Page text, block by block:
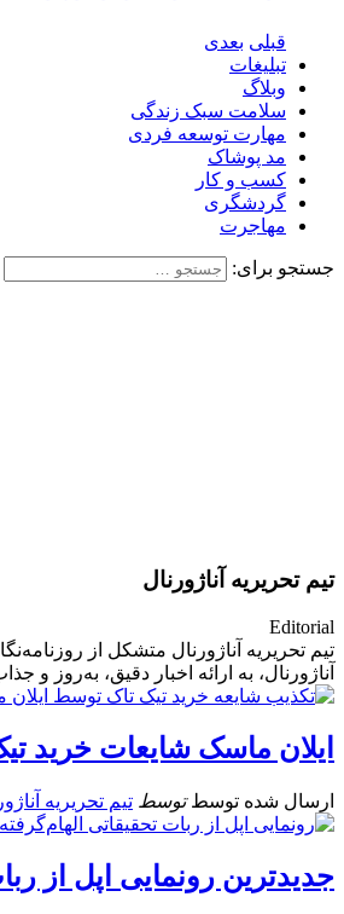
قبلی بعدی
تبلیغات
وبلاگ
سلامت سبک زندگی
مهارت توسعه فردی
مد پوشاک
کسب و کار
گردشگری
مهاجرت
جستجو برای:
تیم تحریریه آناژورنال
Editorial
تیم تحریریه آناژورنال متشکل از
آناژورنال، به ارائه اخبار دقیق، به‌روز و
ایلان ماسک شایعات خرید
ارسال شده توسط توسط تیم تحریریه
جدیدترین رونمایی اپل از